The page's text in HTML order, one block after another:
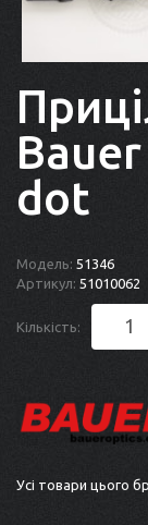
dot
Модель: 51346
Артикул: 51010062
Кількість:
Усі товари цього